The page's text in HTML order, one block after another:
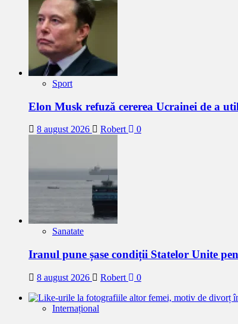
Sport
Elon Musk refuză cererea Ucrainei de a
8 august 2026 Robert 0
Sanatate
Iranul pune șase condiții Statelor Unite
8 august 2026 Robert 0
Internațional